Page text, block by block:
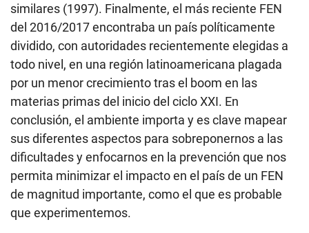
similares (1997). Finalmente, el más reciente FEN
del 2016/2017 encontraba un país políticamente
dividido, con autoridades recientemente elegidas a
todo nivel, en una región latinoamericana plagada
por un menor crecimiento tras el boom en las
materias primas del inicio del ciclo XXI. En
conclusión, el ambiente importa y es clave mapear
sus diferentes aspectos para sobreponernos a las
dificultades y enfocarnos en la prevención que nos
permita minimizar el impacto en el país de un FEN
de magnitud importante, como el que es probable
que experimentemos.